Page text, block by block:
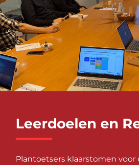
Leerdoelen en
Plantoetsers klaarstomen voor